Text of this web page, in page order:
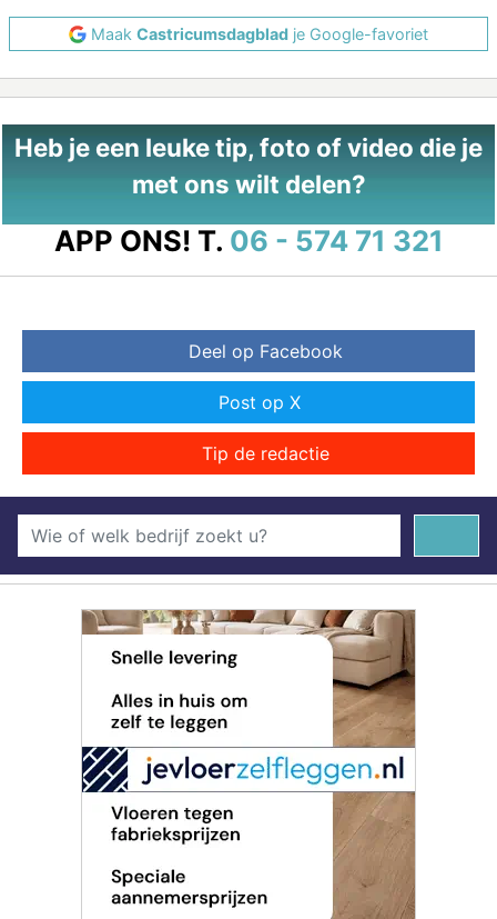
Maak Castricumsdagblad je Google-favoriet
Heb je een leuke tip, foto of video die je
met ons wilt delen?
APP ONS! T. 06 - 574 71 321
Deel op Facebook
Post op X
Tip de redactie